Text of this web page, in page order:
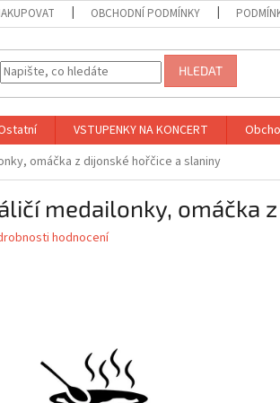
OBCHODNÍ PODMÍNKY
HLEDAT
VSTUPENKY NA KONCERT
omáčka z dijonské hořčice a slaniny
medailonky, omáčka
hodnocení